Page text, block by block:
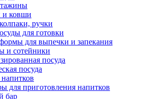
и ковши
ручки
для готовки
для выпечки и запекания
и сотейники
посуда
посуда
для приготовления напитков
бар